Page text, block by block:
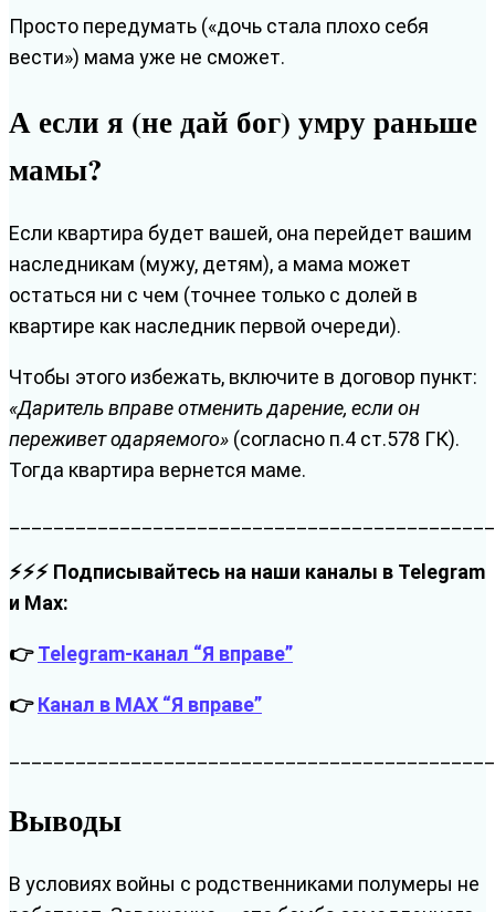
Просто передумать («дочь стала плохо себя
вести») мама уже не сможет.
А если я (не дай бог) умру раньше
мамы?
Если квартира будет вашей, она перейдет вашим
наследникам (мужу, детям), а мама может
остаться ни с чем (точнее только с долей в
квартире как наследник первой очереди).
Чтобы этого избежать, включите в договор пункт:
«Даритель вправе отменить дарение, если он
переживет одаряемого» (согласно п.4 ст.578 ГК).
Тогда квартира вернется маме.
⚡⚡⚡ Подписывайтесь на наши каналы в Telegram
и Max:
👉Telegram-канал “Я вправе”
👉Канал в MAX “Я вправе”
Выводы
В условиях войны с родственниками полумеры не